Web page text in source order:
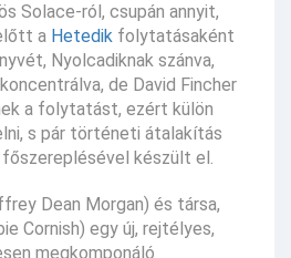
Solace-ról, csupán annyit,
a Hetedik folytatásaként
Nyolcadiknak szánva,
de David Fincher
a folytatást, ezért külön
s pár történeti átalakítás
készült el.
Dean Morgan) és társa,
Cornish) egy új, rejtélyes,
megkomponáló